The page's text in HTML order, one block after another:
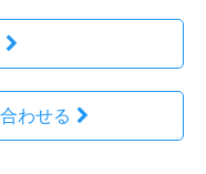
わせる